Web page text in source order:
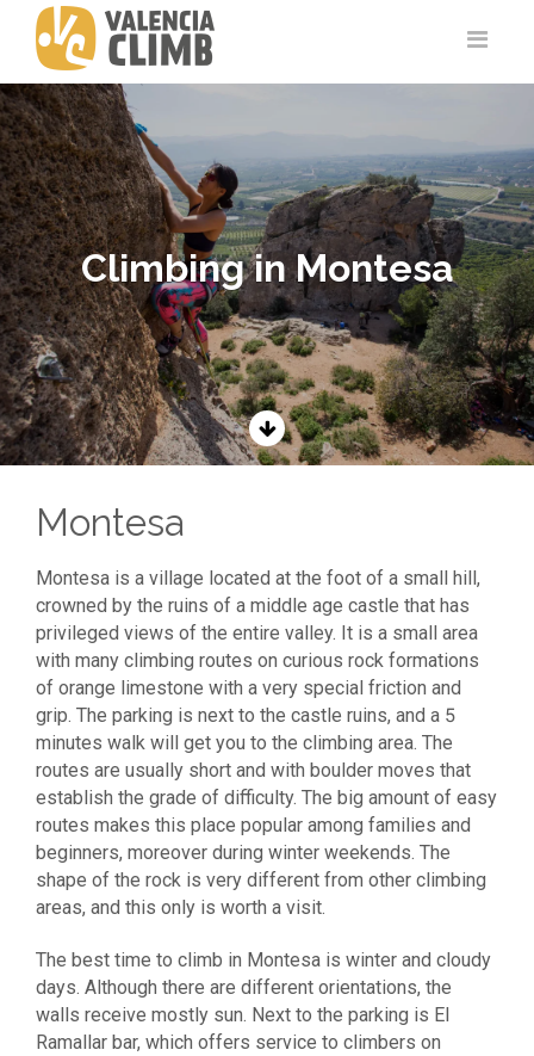
Climbing in Montesa
Montesa
Montesa is a village located at the foot of a small hill,
crowned by the ruins of a middle age castle that has
privileged views of the entire valley. It is a small area
with many climbing routes on curious rock formations
of orange limestone with a very special friction and
grip. The parking is next to the castle ruins, and a 5
minutes walk will get you to the climbing area. The
routes are usually short and with boulder moves that
establish the grade of difficulty. The big amount of easy
routes makes this place popular among families and
beginners, moreover during winter weekends. The
shape of the rock is very different from other climbing
areas, and this only is worth a visit.
The best time to climb in Montesa is winter and cloudy
days. Although there are different orientations, the
walls receive mostly sun. Next to the parking is El
Ramallar bar, which offers service to climbers on